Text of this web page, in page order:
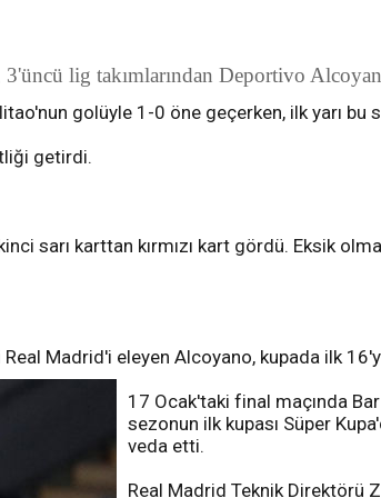
lig takımlarından Deportivo
golüyle 1-0 öne geçerken, ilk yarı bu
getirdi.
sarı karttan kırmızı kart gördü. Eksik
Madrid'i eleyen Alcoyano, kupada ilk
17 Ocak'taki final maçında
sezonun ilk kupası Süper
veda etti.
Real Madrid Teknik Direktörü